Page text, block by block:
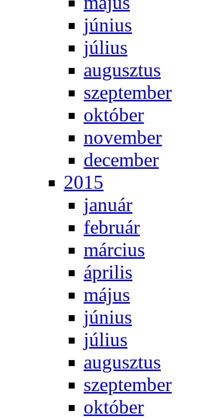
jú­ni­us
jú­li­us
au­gusz­tus
szep­tem­ber
ok­tó­ber
no­vem­ber
de­cem­ber
2015
ja­nu­ár
feb­ru­ár
már­ci­us
áp­ri­lis
má­jus
jú­ni­us
jú­li­us
au­gusz­tus
szep­tem­ber
ok­tó­ber